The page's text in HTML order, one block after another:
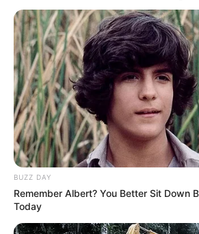
BUZZ DAY
Remember Albert? You Better Sit Down
Today